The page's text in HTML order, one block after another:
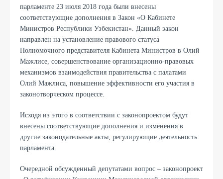
парламенте 23 июля 2018 года были внесены
соответствующие дополнения в Закон «О Кабинете
Министров Республики Узбекистан». Данный закон
направлен на установление правового статуса
Полномочного представителя Кабинета Министров в Олий
Мажлисе, совершенствование организационно-правовых
механизмов взаимодействия правительства с палатами
Олий Мажлиса, повышение эффективности его участия в
законотворческом процессе.
Исходя из этого в соответствии с законопроектом будут
внесены соответствующие дополнения и изменения в
другие законодательные акты, регулирующие деятельность
парламента.
Очередной обсужденный депутатами вопрос – законопроект